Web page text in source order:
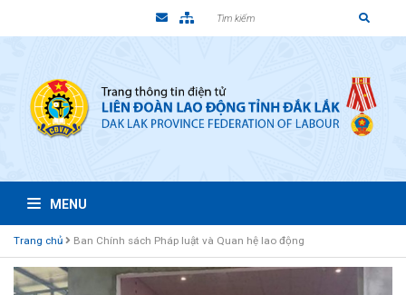
MENU
Trang chủ Ban Chính sách Pháp luật và Quan hệ lao động